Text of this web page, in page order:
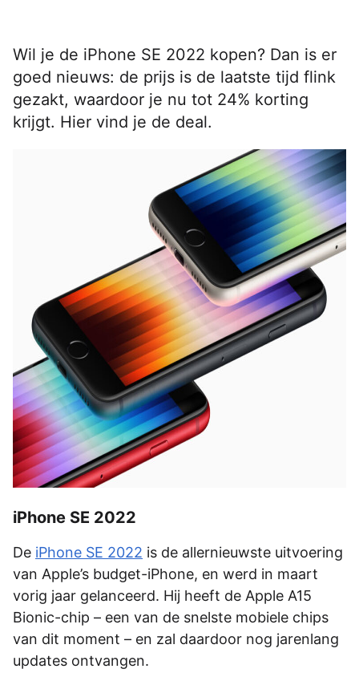
Wil je de iPhone SE 2022 kopen? Dan is er
goed nieuws: de prijs is de laatste tijd flink
gezakt, waardoor je nu tot 24% korting
krijgt. Hier vind je de deal.
iPhone SE 2022
De iPhone SE 2022 is de allernieuwste uitvoering
van Apple’s budget-iPhone, en werd in maart
vorig jaar gelanceerd. Hij heeft de Apple A15
Bionic-chip – een van de snelste mobiele chips
van dit moment – en zal daardoor nog jarenlang
updates ontvangen.